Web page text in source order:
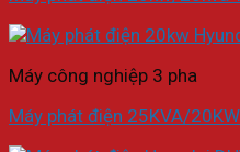
Máy công nghiệp 3 pha
Máy phát điện 25KVA/